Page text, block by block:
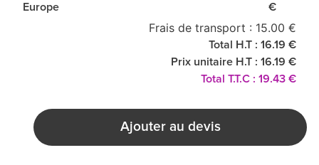
Europe
€
Frais de transport : 15.00 €
Total H.T : 16.19 €
Prix unitaire H.T : 16.19 €
Total T.T.C : 19.43 €
Ajouter au devis